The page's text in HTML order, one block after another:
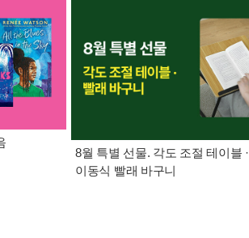
8월 특별 선물. 각도 조절 테이블 ·
이동식 빨래 바구니